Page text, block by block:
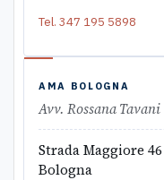
Tel. 347 195 5898
AMA BOLOGNA
Avv. Rossana Tavani
Strada Maggiore 46
Bologna